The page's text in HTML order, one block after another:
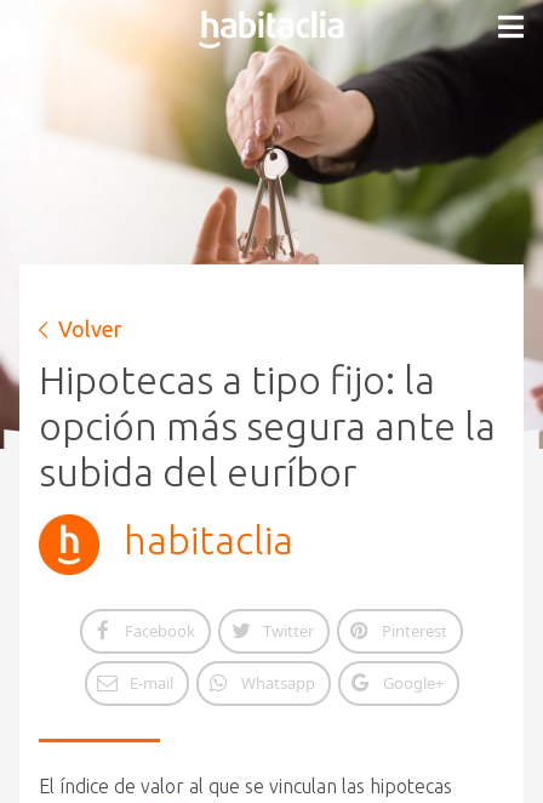
Volver
Hipotecas a tipo fijo: la
opción más segura ante la
subida del euríbor
habitaclia
Facebook Twitter Pinterest
E-mail Whatsapp Google+
El índice de valor al que se vinculan las hipotecas